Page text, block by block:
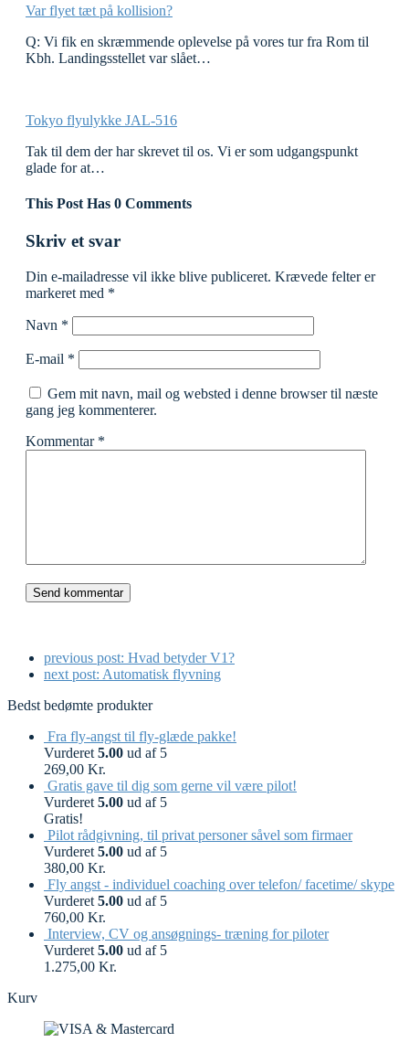
Var flyet tæt på kollision?
Q: Vi fik en skræmmende oplevelse på vores tur fra Rom til
Kbh. Landingsstellet var slået…
Tokyo flyulykke JAL-516
Tak til dem der har skrevet til os. Vi er som udgangspunkt
glade for at…
This Post Has 0 Comments
Skriv et svar
Din e-mailadresse vil ikke blive publiceret. Krævede felter er
markeret med *
Navn *
E-mail *
Gem mit navn, mail og websted i denne browser til næste
gang jeg kommenterer.
Kommentar *
previous post: Hvad betyder V1?
next post: Automatisk flyvning
Bedst bedømte produkter
Fra fly-angst til fly-glæde pakke!
Vurderet 5.00 ud af 5
269,00 Kr.
Gratis gave til dig som gerne vil være pilot!
Vurderet 5.00 ud af 5
Gratis!
Pilot rådgivning, til privat personer såvel som firmaer
Vurderet 5.00 ud af 5
380,00 Kr.
Fly angst - individuel coaching over telefon/ facetime/ skype
Vurderet 5.00 ud af 5
760,00 Kr.
Interview, CV og ansøgnings- træning for piloter
Vurderet 5.00 ud af 5
1.275,00 Kr.
Kurv